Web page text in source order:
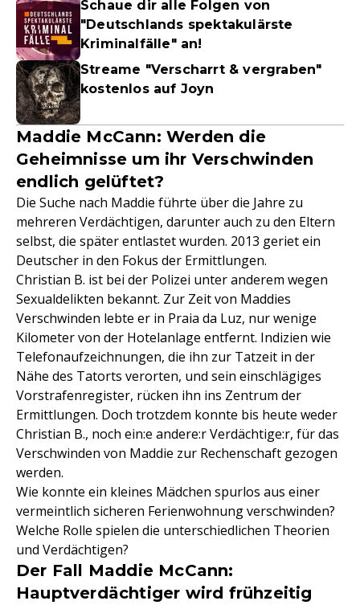
Schaue dir alle Folgen von
"Deutschlands spektakulärste
Kriminalfälle" an!
Streame "Verscharrt & vergraben"
kostenlos auf Joyn
Maddie McCann: Werden die
Geheimnisse um ihr Verschwinden
endlich gelüftet?
Die Suche nach Maddie führte über die Jahre zu
mehreren Verdächtigen, darunter auch zu den Eltern
selbst, die später entlastet wurden. 2013 geriet ein
Deutscher in den Fokus der Ermittlungen.
Christian B. ist bei der Polizei unter anderem wegen
Sexualdelikten bekannt. Zur Zeit von Maddies
Verschwinden lebte er in Praia da Luz, nur wenige
Kilometer von der Hotelanlage entfernt. Indizien wie
Telefonaufzeichnungen, die ihn zur Tatzeit in der
Nähe des Tatorts verorten, und sein einschlägiges
Vorstrafenregister, rücken ihn ins Zentrum der
Ermittlungen. Doch trotzdem konnte bis heute weder
Christian B., noch ein:e andere:r Verdächtige:r, für das
Verschwinden von Maddie zur Rechenschaft gezogen
werden.
Wie konnte ein kleines Mädchen spurlos aus einer
vermeintlich sicheren Ferienwohnung verschwinden?
Welche Rolle spielen die unterschiedlichen Theorien
und Verdächtigen?
Der Fall Maddie McCann:
Hauptverdächtiger wird frühzeitig